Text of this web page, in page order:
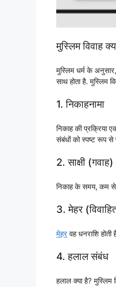
मुस्लिम विवाह
मुस्लिम धर्म के
साथ होता है. मुस्लिम
1. निकाहनामा
निकाह की प्रक्रिया
संबंधों को स्पष्ट रूप से
2. साक्षी (गवाह)
निकाह के समय, कम से
3. मेहर
मेहरवह धनराशि होती
4. हलाल संबंध
हलाल क्या है? मुस्लिम